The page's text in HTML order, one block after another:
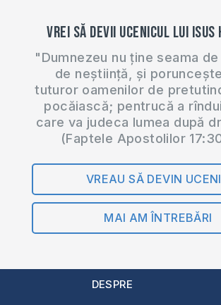
Vrei să devii ucenicul lui
"Dumnezeu nu ține seama
de neștiință, și
tuturor oamenilor de
pocăiască; pentrucă a
care va judeca lumea după
(Faptele Apostolilor
VREAU SĂ DEVIN
MAI AM ÎNTREBĂRI
DESPRE